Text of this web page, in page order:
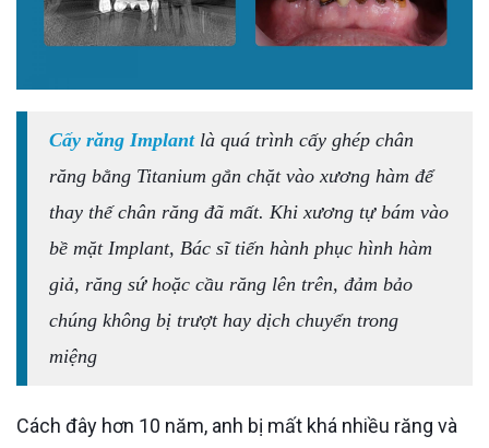
Cấy răng Implantlà quá trình cấy ghép chân
răng bằng Titanium gắn chặt vào xương hàm để
thay thế chân răng đã mất. Khi xương tự bám vào
bề mặt Implant, Bác sĩ tiến hành phục hình hàm
giả, răng sứ hoặc cầu răng lên trên, đảm bảo
chúng không bị trượt hay dịch chuyển trong
miệng
Cách đây hơn 10 năm, anh bị mất khá nhiều răng và